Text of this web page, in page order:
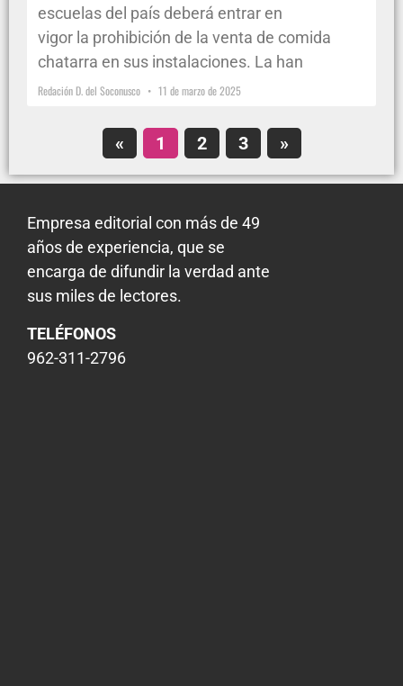
escuelas del país deberá entrar en
vigor la prohibición de la venta de comida
chatarra en sus instalaciones. La han
Redación D. del Soconusco 11 de marzo de 2025
« 1 2 3 »
Empresa editorial con más de 49
años de experiencia, que se
encarga de difundir la verdad ante
sus miles de lectores.
TELÉFONOS
962-311-2796